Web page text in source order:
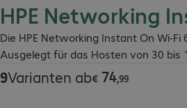
HPE Networking
Die HPE Networking Instant On Wi-
Ausgelegt für das Hosten von 30 bis
9Varianten ab€ 74,99
€ 74,99